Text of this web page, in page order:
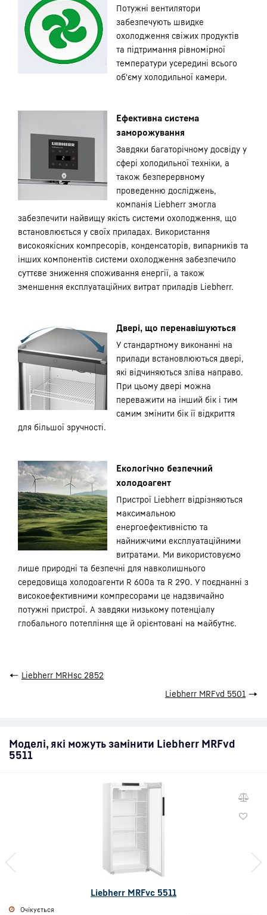
Потужні вентилятори
забезпечують швидке
охолодження свіжих продуктів
та підтримання рівномірної
температури усередині всього
об'єму холодильної камери.
Ефективна система
заморожування
Завдяки багаторічному досвіду у
сфері холодильної техніки, а
також безперервному
проведенню досліджень,
компанія Liebherr змогла
забезпечити найвищу якість системи охолодження, що
встановлюється у своїх приладах. Використання
високоякісних компресорів, конденсаторів, випарників та
інших компонентів системи охолодження забезпечило
суттєве зниження споживання енергії, а також
зменшення експлуатаційних витрат приладів Liebherr.
Двері, що перенавішуються
У стандартному виконанні на
прилади встановлюються двері,
які відчиняються зліва направо.
При цьому двері можна
переважити на інший бік і тим
самим змінити бік її відкриття
для більшої зручності.
Екологічно безпечний
холодоагент
Пристрої Liebherr відрізняються
максимальною
енергоефективністю та
найнижчими експлуатаційними
витратами. Ми використовуємо
лише природні та безпечні для навколишнього
середовища холодоагенти R 600a та R 290. У поєднанні з
високоефективними компресорами це надзвичайно
потужні пристрої. А завдяки низькому потенціалу
глобального потепління ще й орієнтовані на майбутнє.
← Liebherr MRHsc 2852
Liebherr MRFvd 5501 →
Моделі, які можуть замінити Liebherr MRFvd
5511
Liebherr MRFvc 5511
Очікується